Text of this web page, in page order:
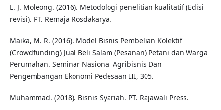
L. J. Moleong. (2016). Metodologi penelitian kualitatif (Edisi
revisi). PT. Remaja Rosdakarya.
Maika, M. R. (2016). Model Bisnis Pembelian Kolektif
(Crowdfunding) Jual Beli Salam (Pesanan) Petani dan Warga
Perumahan. Seminar Nasional Agribisnis Dan
Pengembangan Ekonomi Pedesaan III, 305.
Muhammad. (2018). Bisnis Syariah. PT. Rajawali Press.